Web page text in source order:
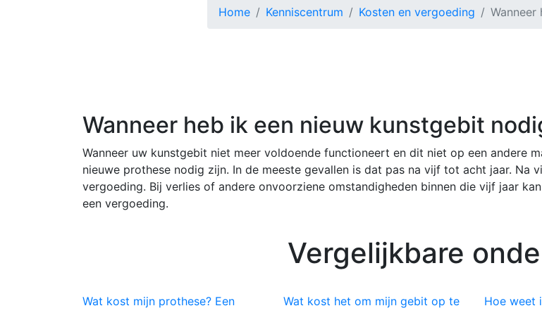
Home Kenniscentrum Kosten en vergoeding
Wanneer heb ik een nieuw kunstgebit
Wanneer uw kunstgebit niet meer voldoende functioneert en dit niet op een andere
nieuwe prothese nodig zijn. In de meeste gevallen is dat pas na vijf tot acht jaar.
vergoeding. Bij verlies of andere onvoorziene omstandigheden binnen die vijf jaar
een vergoeding.
Vergelijkbare
Wat kost mijn prothese? Een
Wat kost het om mijn gebit op te
Hoe weet